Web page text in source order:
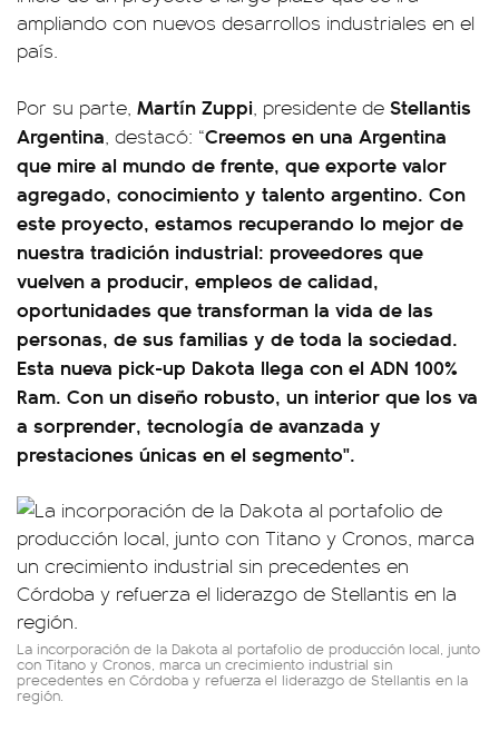
ampliando con nuevos desarrollos industriales en el
país.
Por su parte, Martín Zuppi, presidente de Stellantis
Argentina, destacó: “Creemos en una Argentina
que mire al mundo de frente, que exporte valor
agregado, conocimiento y talento argentino. Con
este proyecto, estamos recuperando lo mejor de
nuestra tradición industrial: proveedores que
vuelven a producir, empleos de calidad,
oportunidades que transforman la vida de las
personas, de sus familias y de toda la sociedad.
Esta nueva pick-up Dakota llega con el ADN 100%
Ram. Con un diseño robusto, un interior que los va
a sorprender, tecnología de avanzada y
prestaciones únicas en el segmento".
La incorporación de la Dakota al portafolio de producción local, junto
con Titano y Cronos, marca un crecimiento industrial sin
precedentes en Córdoba y refuerza el liderazgo de Stellantis en la
región.